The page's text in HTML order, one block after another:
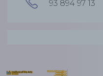
93 894 97 13